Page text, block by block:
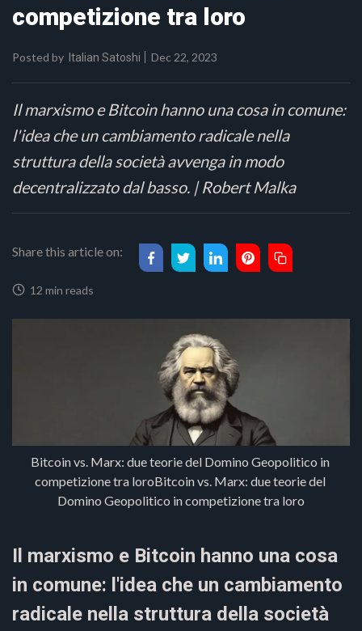
competizione tra loro
Posted by Italian Satoshi Dec 22, 2023
Il marxismo e Bitcoin hanno una cosa in comune:
l'idea che un cambiamento radicale nella
struttura della società avvenga in modo
decentralizzato dal basso. | Robert Malka
Share this article on:
12 min reads
Bitcoin vs. Marx: due teorie del Domino Geopolitico in
competizione tra loroBitcoin vs. Marx: due teorie del
Domino Geopolitico in competizione tra loro
Il marxismo e Bitcoin hanno una cosa
in comune: l'idea che un cambiamento
radicale nella struttura della società